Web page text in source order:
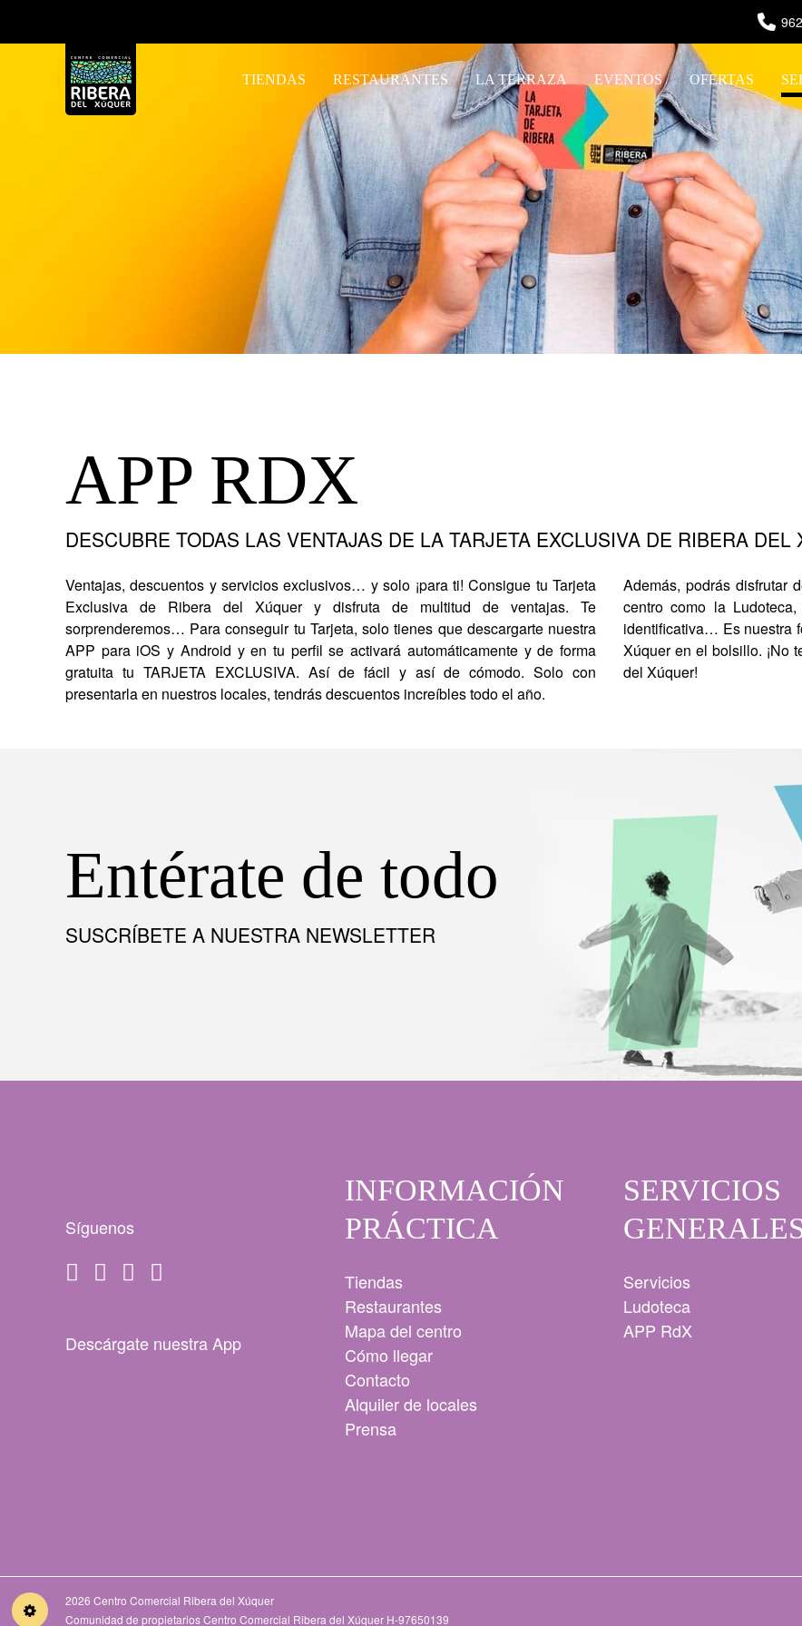
TIENDAS RESTAURANTES LA TERRAZA EVENTOS OFERTAS
APP RDX
DESCUBRE TODAS LAS VENTAJAS DE LA TARJETA EXCLUSIVA DE RIBERA DEL
Ventajas, descuentos y servicios exclusivos… y solo ¡para ti! Consigue tu Tarjeta
Exclusiva de Ribera del Xúquer y disfruta de multitud de ventajas. Te
sorprenderemos… Para conseguir tu Tarjeta, solo tienes que descargarte nuestra
APP para iOS y Android y en tu perfil se activará automáticamente y de forma
gratuita tu TARJETA EXCLUSIVA. Así de fácil y así de cómodo. Solo con
presentarla en nuestros locales, tendrás descuentos increíbles todo el año.
Además, podrás disfrutar
centro como la
identificativa… Es nuestra
Xúquer en el bolsillo. ¡No
del Xúquer!
Entérate de todo
SUSCRÍBETE A NUESTRA NEWSLETTER
Síguenos
Descárgate nuestra App
INFORMACIÓN
PRÁCTICA
Tiendas
Restaurantes
Mapa del centro
Cómo llegar
Contacto
Alquiler de locales
Prensa
SERVICIOS
Servicios
Ludoteca
APP RdX
2026 Centro Comercial Ribera del Xúquer
Comunidad de propietarios Centro Comercial Ribera del Xúquer H-97650139